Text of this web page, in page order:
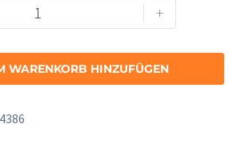
+
WARENKORB HINZUFÜGEN